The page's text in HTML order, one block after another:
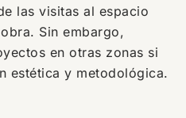
las visitas al espacio
Sin embargo,
en otras zonas si
estética y metodológica.